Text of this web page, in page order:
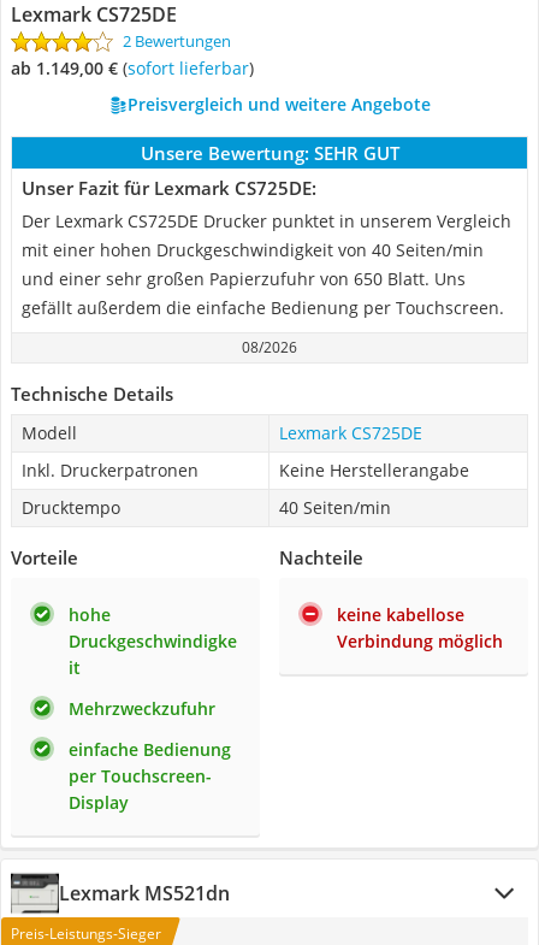
Lexmark CS725DE
2 Bewertungen
ab 1.149,00 € ( Sofort lieferbar)
Preisvergleich und weitere Angebote
Unsere Bewertung: SEHR GUT
Unser Fazit für Lexmark CS725DE:
Der Lexmark CS725DE Drucker punktet in unserem Vergleich
mit einer hohen Druckgeschwindigkeit von 40 Seiten/min
und einer sehr großen Papierzufuhr von 650 Blatt. Uns
gefällt außerdem die einfache Bedienung per Touchscreen.
08/2026
Technische Details
Modell
Lexmark CS725DE
Inkl. Druckerpatronen
Keine Herstellerangabe
Drucktempo
40 Seiten/min
Vorteile
hohe
Druckgeschwindigke
it
Mehrzweckzufuhr
einfache Bedienung
per Touchscreen-
Display
Nachteile
keine kabellose
Verbindung möglich
Lexmark MS521dn
Preis-Leistungs-Sieger